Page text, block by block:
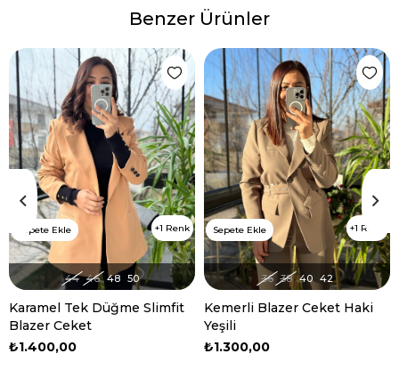
Benzer Ürünler
1 Renk
Karamel Tek Düğme Slimfit
Blazer Ceket
₺1.400,00
Sepete Ekle
44 46 48 50
1 Renk
Kemerli Blazer Ceket Haki
Yeşili
₺1.300,00
Sepete Ekle
36 38 40 42